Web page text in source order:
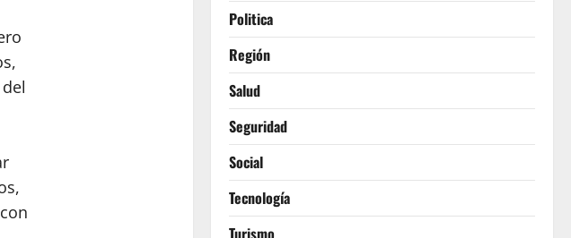
Politica
Región
Salud
Seguridad
Social
Tecnología
Turismo